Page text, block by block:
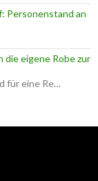
Personenstand an
die eigene Robe zur
für eine Re…